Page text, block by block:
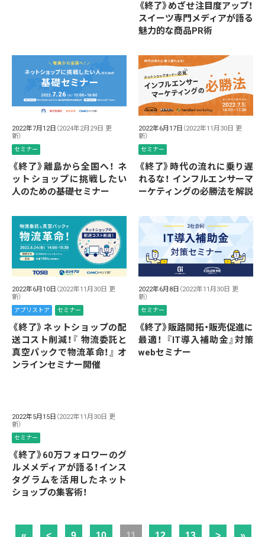
《終了》めざせ注目度アップ！
スイーツ専門メディアが語る
魅力的な商品PR術
2022年7月12日 （2024年2月29日 更
新）
セミナー
《終了》離島から全国へ！ ネ
ットショップに挑戦したい
人のための基礎セミナー
2022年6月17日 （2022年11月30日 更
新）
セミナー
《終了》時代の流れに乗り遅
れるな！ インフルエンサーマ
ーケティングの必勝法を解説
2022年6月10日 （2022年11月30日 更
新）
アプリストア セミナー
《終了》ネットショップの配
送コスト削減！『 物流委託と
真空パックで物流革命！』 オ
ンラインセミナー開催
2022年6月8日 （2022年11月30日 更
新）
セミナー
《終了》販路開拓・販売促進に
最適！ 『IT導入補助金』対策
webセミナー
2022年5月15日 （2022年11月30日 更
新）
セミナー
《終了》60万フォロワーのグ
ルメメディアが語る！インス
タグラムを活用したネット
ショップの集客術！